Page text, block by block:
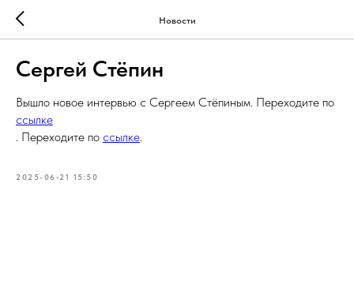
Новости
Сергей Стёпин
Вышло новое интервью с Сергеем Стёпиным. Переходите по
ссылке
. Переходите по ссылке.
2025-06-21 15:50